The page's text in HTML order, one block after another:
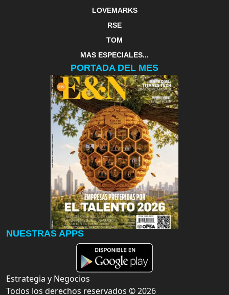
LOVEMARKS
RSE
TOM
MAS ESPECIALES...
PORTADA DEL MES
NUESTRAS APPS
Estrategia y Negocios
Todos los derechos reservados ©2026